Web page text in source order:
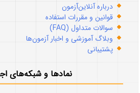
درباره آنلاین‌آزمون
قوانین و مقررات استفاده
سوالات متداول (FAQ)
وبلاگ آموزشی و اخبار آزمون‌ها
پشتیبانی
نمادها و شبکه‌های